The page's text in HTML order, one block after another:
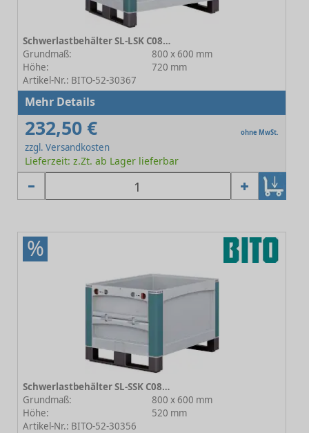
Schwerlastbehälter SL-LSK C0814-0010
Grundmaß:
800 x 600 mm
Höhe:
720 mm
Artikel-Nr.: BITO-52-30367
Mehr Details
232,50 € ohne MwSt.
zzgl. Versandkosten
Lieferzeit: z.Zt. ab Lager lieferbar
%
Schwerlastbehälter SL-SSK C0814-0003
Grundmaß:
800 x 600 mm
Höhe:
520 mm
Artikel-Nr.: BITO-52-30356